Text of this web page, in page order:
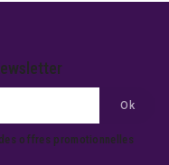
offres promotionnelles